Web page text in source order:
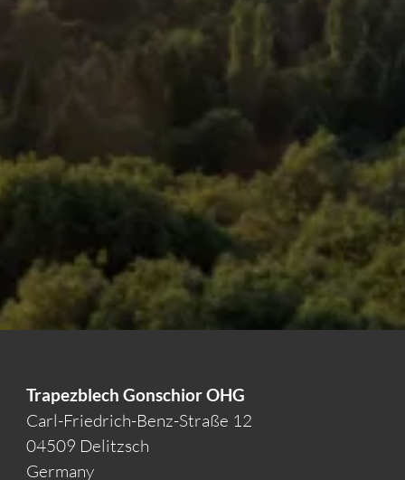
Trapezblech Gonschior OHG
Carl-Friedrich-Benz-Straße 12
04509 Delitzsch
Germany